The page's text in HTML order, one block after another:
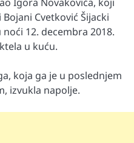
Cvetković Šijacki
12. decembra 2018.
u kuću.
koja ga je u poslednjem
izvukla napolje.